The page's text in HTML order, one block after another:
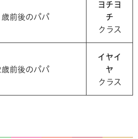
前後のパパ
ヨチヨ
チ
クラス
前後のパパ
イヤイ
ヤ
クラス